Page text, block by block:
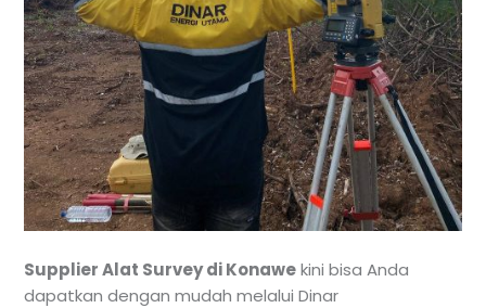
Supplier Alat Survey di Konawekini bisa Anda
dapatkan dengan mudah melalui Dinar